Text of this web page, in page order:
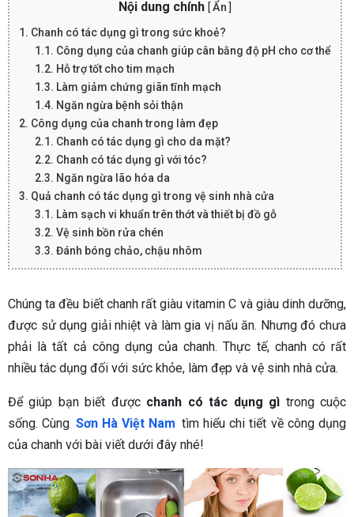
Nội dung chính [Ẩn
1. Chanh có tác dụng gì trong sức khoẻ?
1.1. Công dụng của chanh giúp cân bằng độ pH cho cơ thể
1.2. Hỗ trợ tốt cho tim mạch
1.3. Làm giảm chứng giãn tĩnh mạch
1.4. Ngăn ngừa bệnh sỏi thận
2. Công dụng của chanh trong làm đẹp
2.1. Chanh có tác dụng gì cho da mặt?
2.2. Chanh có tác dụng gì với tóc?
2.3. Ngăn ngừa lão hóa da
3. Quả chanh có tác dụng gì trong vệ sinh nhà cửa
3.1. Làm sạch vi khuẩn trên thớt và thiết bị đồ gỗ
3.2. Vệ sinh bồn rửa chén
3.3. Đánh bóng chảo, chậu nhôm
Chúng ta đều biết chanh rất giàu vitamin C và giàu dinh dưỡng,
được sử dụng giải nhiệt và làm gia vị nấu ăn. Nhưng đó chưa
phải là tất cả công dụng của chanh. Thực tế, chanh có rất
nhiều tác dụng đối với sức khỏe, làm đẹp và vệ sinh nhà cửa.
Để giúp bạn biết đượcchanh có tác dụng gì trong cuộc
sống. Cùng Sơn Hà Việt Nam tìm hiểu chi tiết về công dụng
của chanh với bài viết dưới đây nhé!